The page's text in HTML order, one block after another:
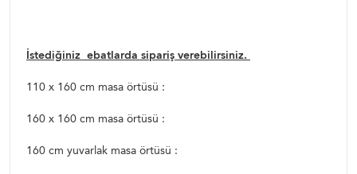
İstediğiniz ebatlarda sipariş verebilirsiniz.
110 x 160 cm masa örtüsü :
160 x 160 cm masa örtüsü :
160 cm yuvarlak masa örtüsü :